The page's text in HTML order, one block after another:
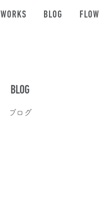
WORKS BLOG FLOW
BLOG
ブログ